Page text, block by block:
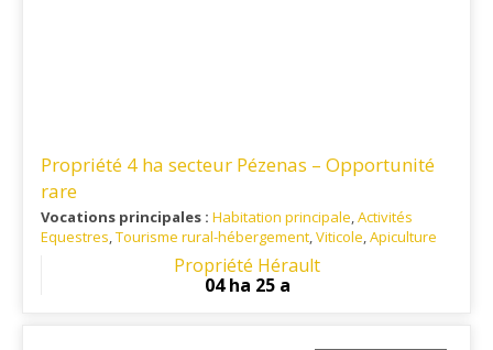
Propriété 4 ha secteur Pézenas – Opportunité
rare
Vocations principales : Habitation principale,Activités
Equestres,Tourisme rural-hébergement,Viticole,Apiculture
: Pézenas - Entre Clermont l'Hérault -
Montpellier - BéziersPropriété Hérault
04 ha 25 a